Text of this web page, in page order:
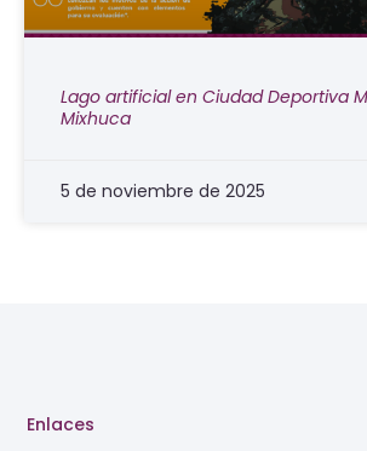
Lago artificial en Ciudad Deportiva
Mixhuca
5 de noviembre de 2025
Enlaces